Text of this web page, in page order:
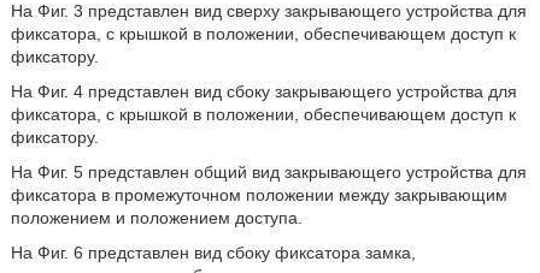
На Фиг. 3 представлен вид сверху закрывающего устройства для
фиксатора, с крышкой в положении, обеспечивающем доступ к
фиксатору.
На Фиг. 4 представлен вид сбоку закрывающего устройства для
фиксатора, с крышкой в положении, обеспечивающем доступ к
фиксатору.
На Фиг. 5 представлен общий вид закрывающего устройства для
фиксатора в промежуточном положении между закрывающим
положением и положением доступа.
На Фиг. 6 представлен вид сбоку фиксатора замка,